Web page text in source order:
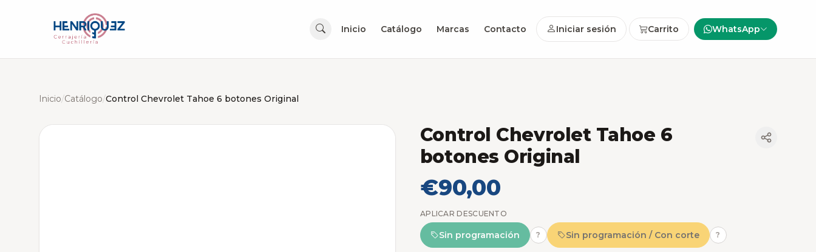
Inicio Catálogo Marcas Contacto Iniciar sesión Carrito WhatsApp
Inicio/Catálogo/Control Chevrolet Tahoe 6 botones Original
Control Chevrolet Tahoe 6
botones Original
€90,00
APLICAR DESCUENTO
Sin programación ? Sin programación / Con corte ?